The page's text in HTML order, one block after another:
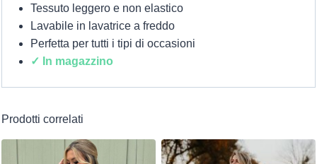
Tessuto leggero e non elastico
Lavabile in lavatrice a freddo
Perfetta per tutti i tipi di occasioni
✓ In magazzino
Prodotti correlati